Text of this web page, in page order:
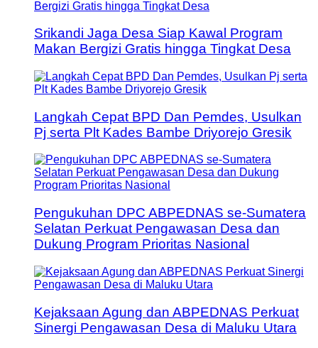
Srikandi Jaga Desa Siap Kawal Program
Makan Bergizi Gratis hingga Tingkat Desa
Langkah Cepat BPD Dan Pemdes, Usulkan
Pj serta Plt Kades Bambe Driyorejo Gresik
Pengukuhan DPC ABPEDNAS se-Sumatera
Selatan Perkuat Pengawasan Desa dan
Dukung Program Prioritas Nasional
Kejaksaan Agung dan ABPEDNAS Perkuat
Sinergi Pengawasan Desa di Maluku Utara